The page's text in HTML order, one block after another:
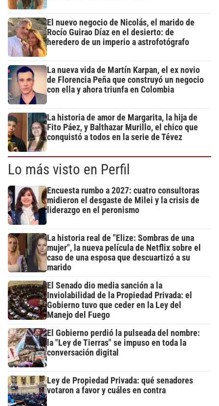
El nuevo negocio de Nicolás, el marido de
Rocío Guirao Díaz en el desierto: de
heredero de un imperio a astrofotógrafo
La nueva vida de Martín Karpan, el ex novio
de Florencia Peña que construyó un negocio
con ella y ahora triunfa en Colombia
La historia de amor de Margarita, la hija de
Fito Páez, y Balthazar Murillo, el chico que
conquistó a todos en la serie de Tévez
Lo más visto en Perfil
Encuesta rumbo a 2027: cuatro consultoras
midieron el desgaste de Milei y la crisis de
liderazgo en el peronismo
La historia real de "Elize: Sombras de una
mujer", la nueva película de Netflix sobre el
caso de una esposa que descuartizó a su
marido
El Senado dio media sanción a la
Inviolabilidad de la Propiedad Privada: el
Gobierno tuvo que ceder en la Ley del
Manejo del Fuego
El Gobierno perdió la pulseada del nombre:
la "Ley de Tierras" se impuso en toda la
conversación digital
Ley de Propiedad Privada: qué senadores
votaron a favor y cuáles en contra